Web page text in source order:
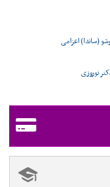
(ساندا) اعزامی
نوروزی